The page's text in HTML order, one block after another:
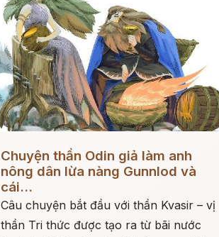
Chuyện thần Odin giả làm anh
nông dân lừa nàng Gunnlod và
cái...
Câu chuyện bắt đầu với thần Kvasir – vị
thần Tri thức được tạo ra từ bãi nước